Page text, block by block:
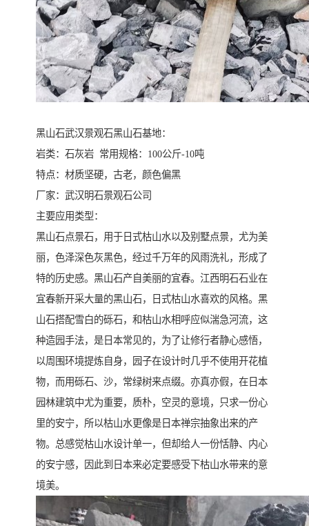
黑山石武汉景观石黑山石基地：
岩类：石灰岩 常用规格：100公斤-10吨
特点​‌‌：材质坚硬，古老，颜色偏黑
厂家：武汉明石景观石公司
主要应用类型：
黑山石点景石，用于日式枯山水以及别墅点景，尤为美
丽，色泽深色灰黑色，经过千万年的风雨洗礼，形成了
特的历史感。黑山石产自美丽的宜春。江西明石石业在
宜春新开采大量的黑山石，日式枯山水喜欢的风格。黑
山石搭配雪白的砾石，和枯山水相呼应似湍急河流，这
种造园手法，是日本常见的，为了让修行者静心感悟，
以周围环境提炼自身，园子在设计时几乎不使用开花植
物，而用砾石、沙，常绿树来点缀。亦真亦假，在日本
园林建筑中尤为重要，质朴，空灵的意境，只求一份心
里的安宁，所以枯山水更像是日本禅宗抽象出来的产
物。总感觉枯山水设计单一，但却给人一份恬静、内心
的安宁感，因此到日本来必定要感受下枯山水带来的意
境美。